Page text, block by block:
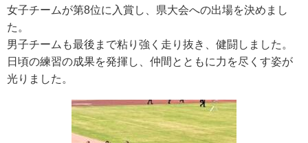
女子チームが第8位に入賞し、県大会への出場を決めまし
た。
男子チームも最後まで粘り強く走り抜き、健闘しました。
日頃の練習の成果を発揮し、仲間とともに力を尽くす姿が
光りました。